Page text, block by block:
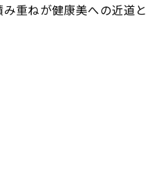
向き合い方
徹底解説
夫
の作り方
重ねが健康美への近道と